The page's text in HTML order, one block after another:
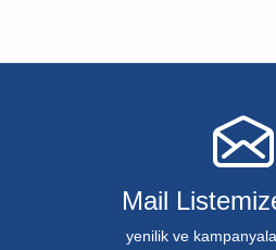
Mail
yenilik ve